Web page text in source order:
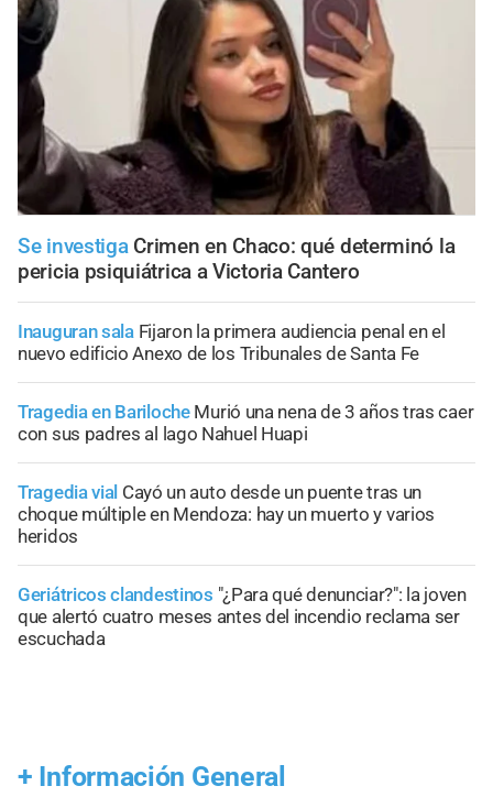
Se investiga Crimen en Chaco: qué determinó la
pericia psiquiátrica a Victoria Cantero
Inauguran sala Fijaron la primera audiencia penal en el
nuevo edificio Anexo de los Tribunales de Santa Fe
Tragedia en Bariloche Murió una nena de 3 años tras caer
con sus padres al lago Nahuel Huapi
Tragedia vial Cayó un auto desde un puente tras un
choque múltiple en Mendoza: hay un muerto y varios
heridos
Geriátricos clandestinos "¿Para qué denunciar?": la joven
que alertó cuatro meses antes del incendio reclama ser
escuchada
+ Información General